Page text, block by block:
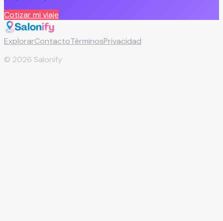
Cotizar mi viaje
ExplorarContactoTérminosPrivacidad
© 2026 Salonify